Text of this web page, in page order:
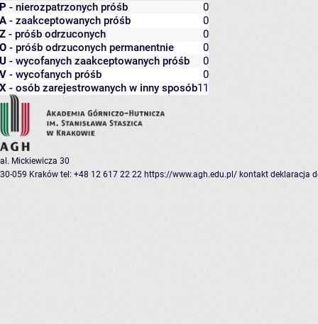
P - nierozpatrzonych próśb
0
A - zaakceptowanych próśb
0
Z - próśb odrzuconych
0
O - próśb odrzuconych permanentnie
0
U - wycofanych zaakceptowanych próśb
0
V - wycofanych próśb
0
X - osób zarejestrowanych w inny sposób11
al. Mickiewicza 30
30-059 Kraków tel: +48 12 617 22 22 https://www.agh.edu.pl/ kontakt deklaracja